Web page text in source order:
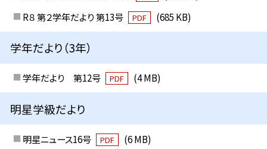
R８ 第２学年だより 第13号
PDF (685 KB)
学年だより（3年）
学年だより 第12号 PDF (4 MB)
明星学級だより
明星ニュース16号 PDF
(6 MB)